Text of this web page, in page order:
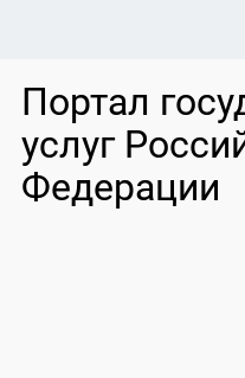
Портал
услуг
Федерации